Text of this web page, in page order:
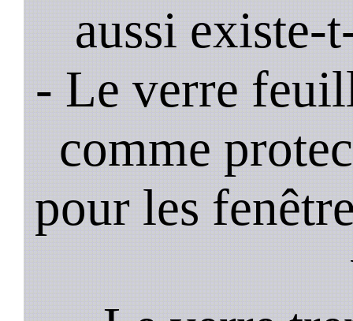
aussi
- Le verre
comme
pour les